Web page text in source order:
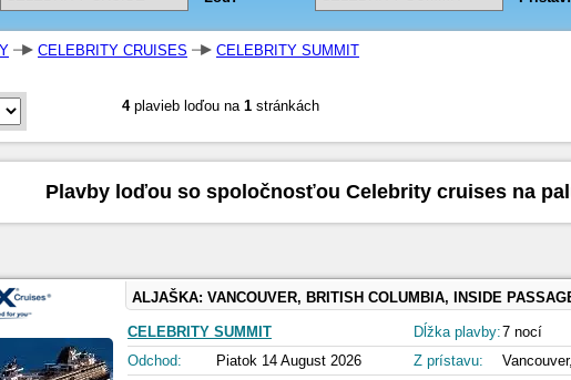
CELEBRITY CRUISES CELEBRITY SUMMIT
4plavieb loďou na 1 stránkách
Plavby loďou so spoločnosťou Celebrity cruises na
ALJAŠKA: VANCOUVER, BRITISH COLUMBIA, INSIDE PASSAGE (CRUISING), KETCHIKAN, ALASKA, SITKA, ALASKA, JUNEAU, ALASKA, ICY
CELEBRITY SUMMIT
Odchod:
Piatok 14 August 2026
Dĺžka plavby:7 nocí
Z prístavu: